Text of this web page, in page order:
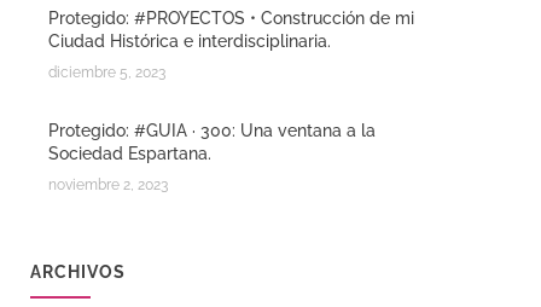
Protegido: #PROYECTOS • Construcción de mi
Ciudad Histórica e interdisciplinaria.
diciembre 5, 2023
Protegido: #GUIA · 300: Una ventana a la
Sociedad Espartana.
noviembre 2, 2023
ARCHIVOS